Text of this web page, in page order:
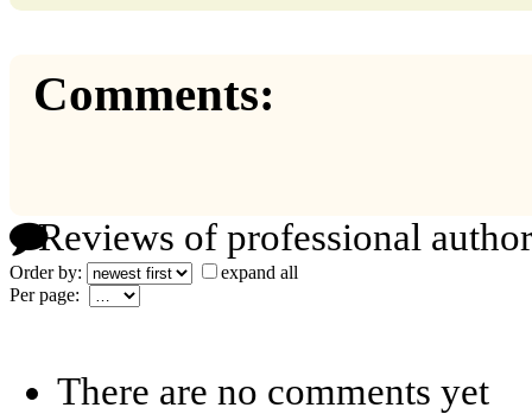
Comments:
Reviews of professional
Order by:
expand all
Per page:
There are no comments yet